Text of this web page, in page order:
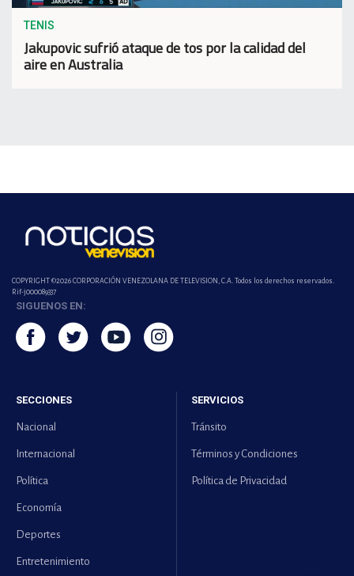
TENIS
Jakupovic sufrió ataque de tos por la calidad del
aire en Australia
COPYRIGHT ©2026 CORPORACIÓN VENEZOLANA DE TELEVISION, C.A. Todos los derechos reservados.
Rif-j000089337
SIGUENOS EN:
SECCIONES
Nacional
Internacional
Política
Economía
Deportes
Entretenimiento
SERVICIOS
Tránsito
Términos y Condiciones
Política de Privacidad